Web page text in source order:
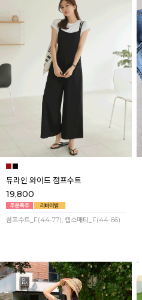
듀라인 와이드 점프수트
19,800
점프수트_F(44-77), 캡소매티_F(44-66)